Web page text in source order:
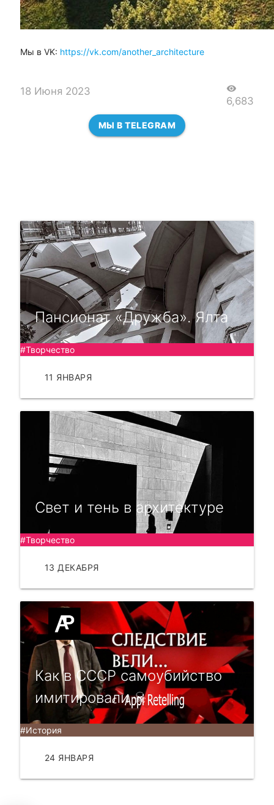
Мы в VK: https://vk.com/another_architecture
18 Июня 2023 visibility
6,683
МЫ В TELEGRAM
Пансионат «Дружба». Ялта
#Творчество
11 ЯНВАРЯ
Свет и тень в архитектуре
#Творчество
13 ДЕКАБРЯ
Как в СССР самоубийство
имитировали ☠
#История
24 ЯНВАРЯ